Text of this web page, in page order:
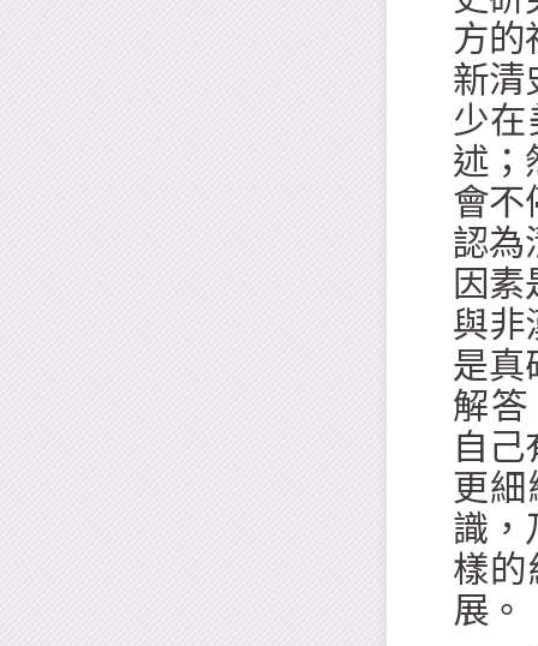
方的
新清
少
述；
會不
認為
因
與非
是真
解
自
更
識，
樣
展。